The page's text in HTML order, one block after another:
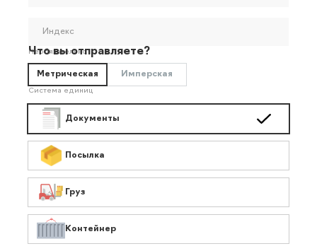
Индекс
Необязательно
Что вы отправляете?
Метрическая Имперская
Система единиц
Документы
Посылка
Груз
Контейнер